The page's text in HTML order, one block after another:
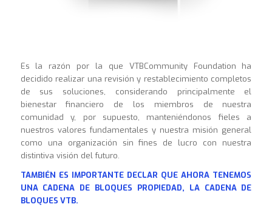
Es la razón por la que VTBCommunity Foundation ha
decidido realizar una revisión y restablecimiento completos
de sus soluciones, considerando principalmente el
bienestar financiero de los miembros de nuestra
comunidad y, por supuesto, manteniéndonos fieles a
nuestros valores fundamentales y nuestra misión general
como una organización sin fines de lucro con nuestra
distintiva visión del futuro.
TAMBIÉN ES IMPORTANTE DECLAR QUE AHORA TENEMOS
UNA CADENA DE BLOQUES PROPIEDAD, LA CADENA DE
BLOQUES VTB.